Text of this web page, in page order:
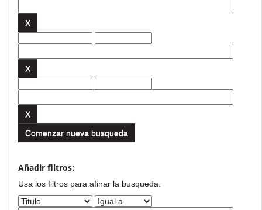
Comenzar nueva busqueda
Añadir filtros:
Usa los filtros para afinar la busqueda.